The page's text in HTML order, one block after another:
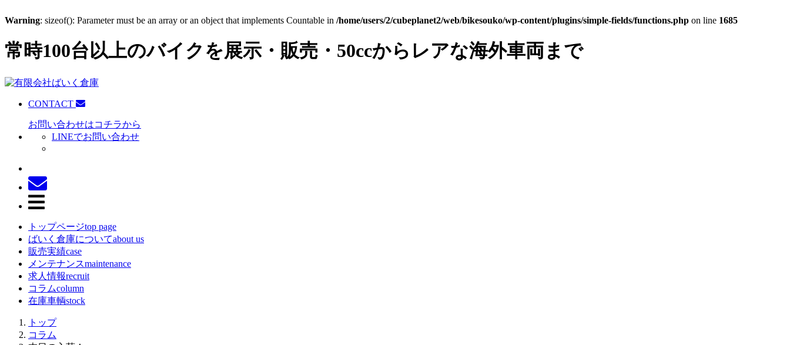
Warning: sizeof(): Parameter must be an array or an object that implements Countable in /home/users/2/cubeplanet2/web/bikesouko/wp-content/plugins/simple-fields/functions.php on line 1685
常時100台以上のバイクを展示・販売・50ccからレアな海外車両まで
CONTACT
お問い合わせはコチラから
LINEでお問い合わせ
トップページtop page
ばいく倉庫についてabout us
販売実績case
メンテナンスmaintenance
求人情報recruit
コラムcolumn
在庫車輌stock
トップ
コラム